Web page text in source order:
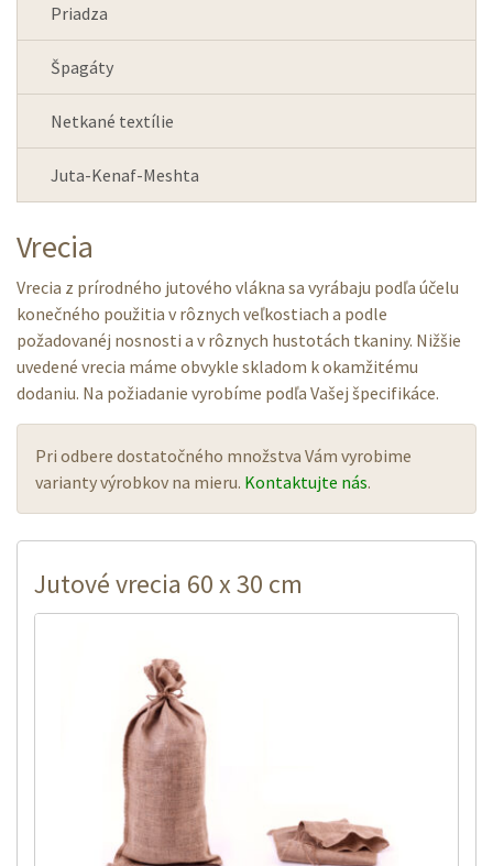
Priadza
Špagáty
Netkané textílie
Juta-Kenaf-Meshta
Vrecia
Vrecia z prírodného jutového vlákna sa vyrábaju podľa účelu
konečného použitia v rôznych veľkostiach a podle
požadovanéj nosnosti a v rôznych hustotách tkaniny. Nižšie
uvedené vrecia máme obvykle skladom k okamžitému
dodaniu. Na požiadanie vyrobíme podľa Vašej špecifikáce.
Pri odbere dostatočného množstva Vám vyrobime
varianty výrobkov na mieru. Kontaktujte nás.
Jutové vrecia 60 x 30 cm